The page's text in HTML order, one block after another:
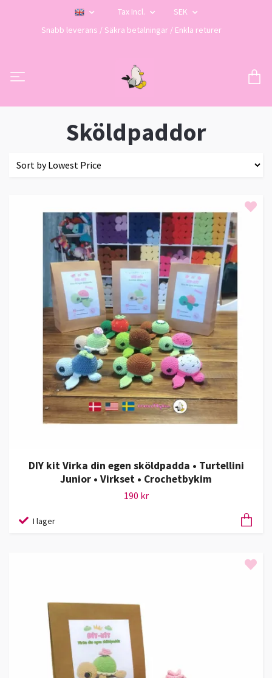
Tax Incl.
SEK
Snabb leverans / Säkra betalningar / Enkla returer
Sköldpaddor
DIY kit Virka din egen sköldpadda • Turtellini
Junior • Virkset • Crochetbykim
190 kr
I lager